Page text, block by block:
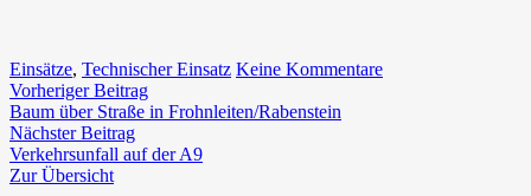
Einsätze, Technischer Einsatz Keine Kommentarezu
Beitragsnavigation
Vorheriger BeitragVorheriger
Beitrag:
Baum über Straße in Frohnleiten/Rabenstein
Nächster BeitragNächster
Beitrag:
Verkehrsunfall auf der A9
Zur Übersicht